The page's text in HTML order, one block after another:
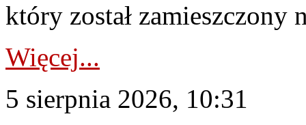
który został zamieszczony
Więcej...
5 sierpnia 2026, 10:31